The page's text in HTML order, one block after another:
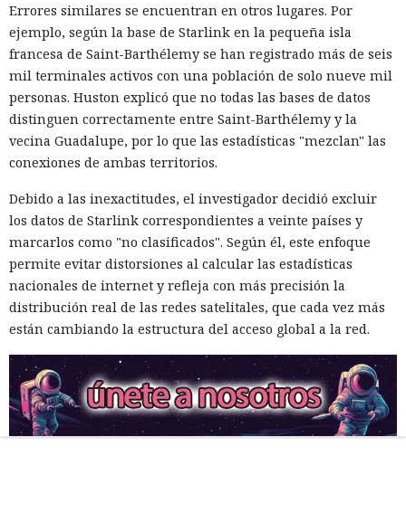
Errores similares se encuentran en otros lugares. Por
ejemplo, según la base de Starlink en la pequeña isla
francesa de Saint-Barthélemy se han registrado más de seis
mil terminales activos con una población de solo nueve mil
personas. Huston explicó que no todas las bases de datos
distinguen correctamente entre Saint-Barthélemy y la
vecina Guadalupe, por lo que las estadísticas "mezclan" las
conexiones de ambas territorios.
Debido a las inexactitudes, el investigador decidió excluir
los datos de Starlink correspondientes a veinte países y
marcarlos como "no clasificados". Según él, este enfoque
permite evitar distorsiones al calcular las estadísticas
nacionales de internet y refleja con más precisión la
distribución real de las redes satelitales, que cada vez más
están cambiando la estructura del acceso global a la red.